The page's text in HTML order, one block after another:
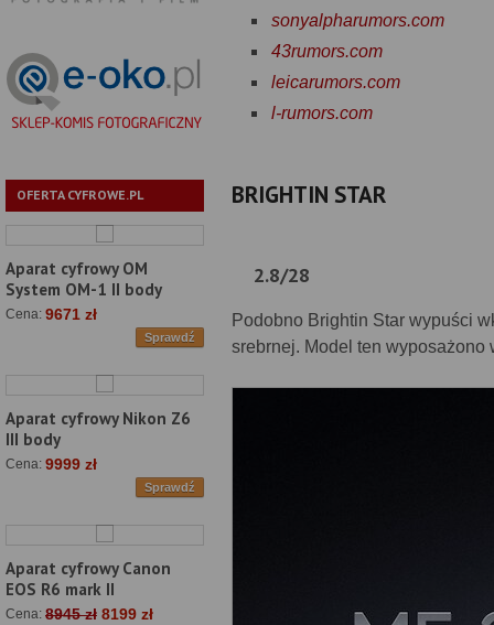
OFERTA CYFROWE.PL
Aparat cyfrowy OM
System OM-1 II body
Cena: 9671 zł
Sprawdź
Aparat cyfrowy Nikon Z6
III body
Cena: 9999 zł
Sprawdź
Aparat cyfrowy Canon
EOS R6 mark II
Cena: 8945 zł 8199 zł
sonyalpharumors.com
43rumors.com
leicarumors.com
l-rumors.com
BRIGHTIN STAR
2.8/28
Podobno Brightin Star wypuści
srebrnej. Model ten wyposażono